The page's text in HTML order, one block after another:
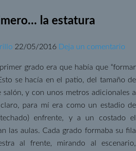
la estatura
22/05/2016 Deja un comentario
grado era que había que “formar
se hacía en el patio, del tamaño de
y con unos metros adicionales a
para mí era como un estadio de
enfrente, y a un costado el
las aulas. Cada grado formaba su fila
al frente, mirando al escenario,